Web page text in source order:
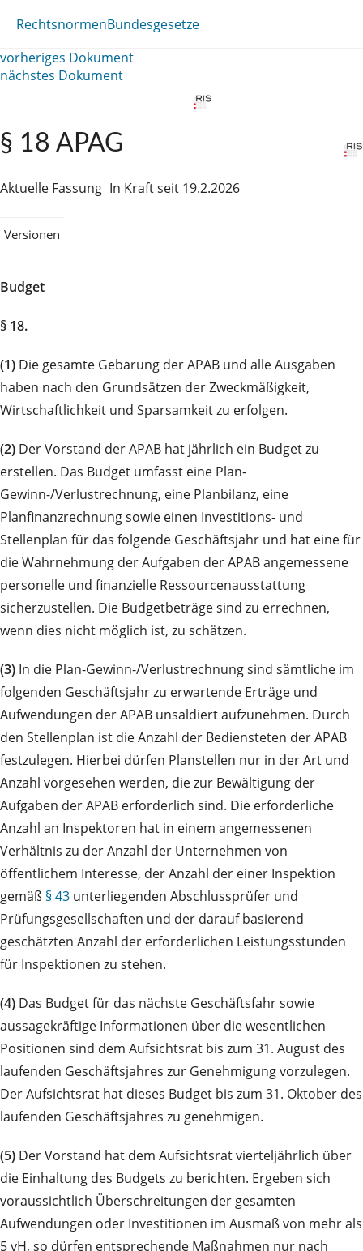
RechtsnormenBundesgesetze
vorheriges Dokument
nächstes Dokument
§ 18 APAG
Aktuelle Fassung In Kraft seit 19.2.2026
Versionen
Budget
§ 18.
(1) Die gesamte Gebarung der APAB und alle Ausgaben
haben nach den Grundsätzen der Zweckmäßigkeit,
Wirtschaftlichkeit und Sparsamkeit zu erfolgen.
(2) Der Vorstand der APAB hat jährlich ein Budget zu
erstellen. Das Budget umfasst eine Plan-
Gewinn-/Verlustrechnung, eine Planbilanz, eine
Planfinanzrechnung sowie einen Investitions- und
Stellenplan für das folgende Geschäftsjahr und hat eine für
die Wahrnehmung der Aufgaben der APAB angemessene
personelle und finanzielle Ressourcenausstattung
sicherzustellen. Die Budgetbeträge sind zu errechnen,
wenn dies nicht möglich ist, zu schätzen.
(3) In die Plan-Gewinn-/Verlustrechnung sind sämtliche im
folgenden Geschäftsjahr zu erwartende Erträge und
Aufwendungen der APAB unsaldiert aufzunehmen. Durch
den Stellenplan ist die Anzahl der Bediensteten der APAB
festzulegen. Hierbei dürfen Planstellen nur in der Art und
Anzahl vorgesehen werden, die zur Bewältigung der
Aufgaben der APAB erforderlich sind. Die erforderliche
Anzahl an Inspektoren hat in einem angemessenen
Verhältnis zu der Anzahl der Unternehmen von
öffentlichem Interesse, der Anzahl der einer Inspektion
gemäß § 43 unterliegenden Abschlussprüfer und
Prüfungsgesellschaften und der darauf basierend
geschätzten Anzahl der erforderlichen Leistungsstunden
für Inspektionen zu stehen.
(4) Das Budget für das nächste Geschäftsfahr sowie
aussagekräftige Informationen über die wesentlichen
Positionen sind dem Aufsichtsrat bis zum 31. August des
laufenden Geschäftsjahres zur Genehmigung vorzulegen.
Der Aufsichtsrat hat dieses Budget bis zum 31. Oktober des
laufenden Geschäftsjahres zu genehmigen.
(5) Der Vorstand hat dem Aufsichtsrat vierteljährlich über
die Einhaltung des Budgets zu berichten. Ergeben sich
voraussichtlich Überschreitungen der gesamten
Aufwendungen oder Investitionen im Ausmaß von mehr als
5 vH, so dürfen entsprechende Maßnahmen nur nach